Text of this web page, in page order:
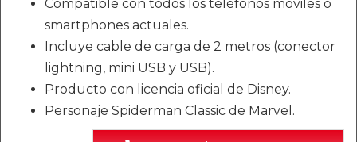
Compatible con todos los teléfonos móviles o
smartphones actuales.
Incluye cable de carga de 2 metros (conector
lightning, mini USB y USB).
Producto con licencia oficial de Disney.
Personaje Spiderman Classic de Marvel.